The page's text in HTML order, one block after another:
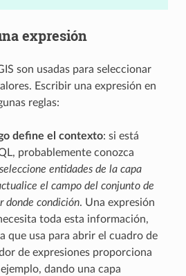
expresión
son usadas para seleccionar
Escribir una expresión en
reglas:
define el contexto: si está
probablemente conozca
seleccione entidades de la capa
el campo del conjunto de
donde condición. Una expresión
toda esta información,
que usa para abrir el cuadro de
de expresiones proporciona
dando una capa